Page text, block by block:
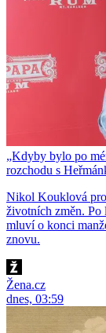
„Kdyby bylo po
rozchodu s
Nikol Kouklová
životních změn. Po
mluví o konci
znovu.
Žena.cz
dnes, 03:59